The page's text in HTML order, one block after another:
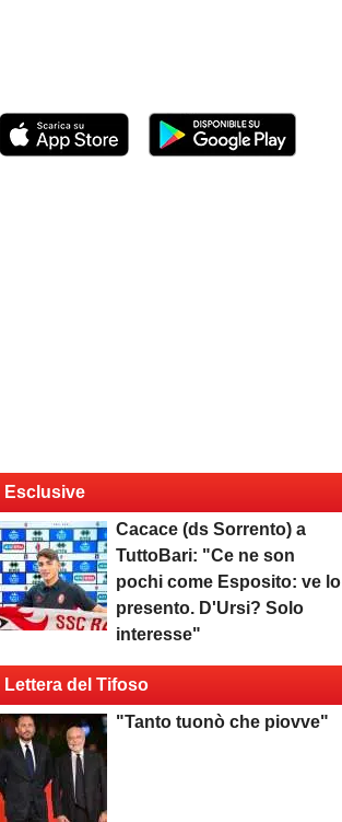
Esclusive
Cacace (ds Sorrento) a
TuttoBari: "Ce ne son
pochi come Esposito: ve lo
presento. D'Ursi? Solo
interesse"
Lettera del Tifoso
"Tanto tuonò che piovve"